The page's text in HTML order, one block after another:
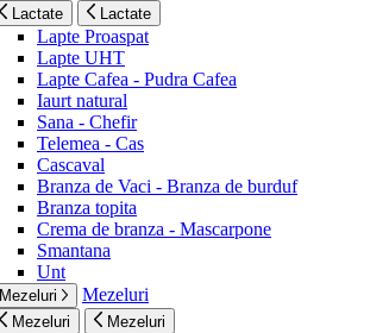
Lactate Lactate
Lapte Proaspat
Lapte UHT
Lapte Cafea - Pudra Cafea
Iaurt natural
Sana - Chefir
Telemea - Cas
Cascaval
Branza de Vaci - Branza de burduf
Branza topita
Crema de branza - Mascarpone
Smantana
Unt
Mezeluri Mezeluri
Mezeluri
Mezeluri